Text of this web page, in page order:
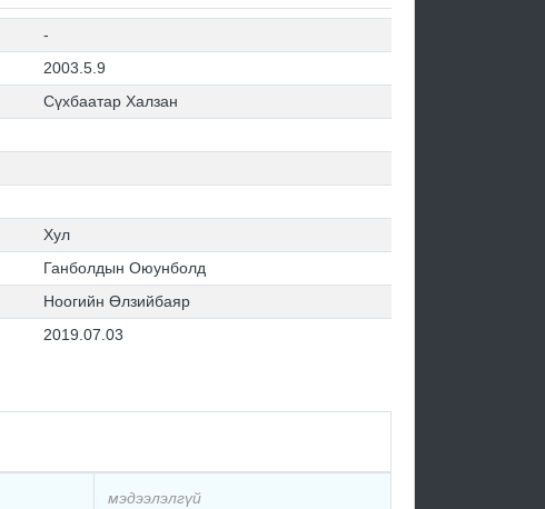
-
2003.5.9
Сүхбаатар Халзан
Хул
Ганболдын Оюунболд
Ноогийн Өлзийбаяр
2019.07.03
мэдээлэлгүй